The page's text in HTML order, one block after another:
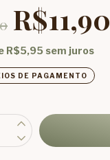
R$11,90
R$5,95sem juros
DE PAGAMENTO